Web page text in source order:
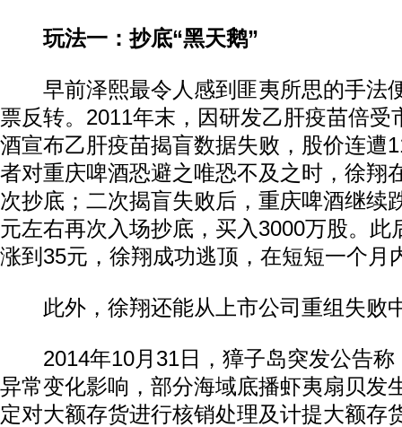
玩法一：抄底“黑天鹅”
早前泽熙最令人感到匪夷所思的手法便
票反转。2011年末，因研发乙肝疫苗倍受
酒宣布乙肝疫苗揭盲数据失败，股价连遭
者对重庆啤酒恐避之唯恐不及之时，徐翔
次抄底；二次揭盲失败后，重庆啤酒继续
元左右再次入场抄底，买入3000万股。此
涨到35元，徐翔成功逃顶，在短短一个月
此外，徐翔还能从上市公司重组失败
2014年10月31日，獐子岛突发公告称
异常变化影响，部分海域底播虾夷扇贝发
定对大额存货进行核销处理及计提大额存